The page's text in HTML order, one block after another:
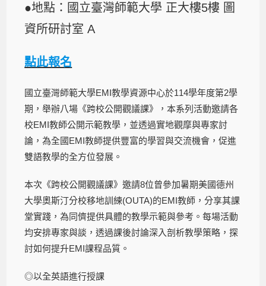
●地點：國立臺灣師範大學 正大樓5樓 圖
資所研討室 A
點此報名
國立臺灣師範大學EMI教學資源中心於114學年度第2學
期，舉辦八場《跨校公開觀議課》，本系列活動邀請各
校EMI教師公開示範教學，並透過實地觀摩與專家討
論，為全國EMI教師提供豐富的學習與交流機會，促進
雙語教學的全方位發展。
本次《跨校公開觀議課》邀請8位曾參加暑期美國德州
大學奧斯汀分校移地訓練(OUTA)的EMI教師，分享其課
堂實踐，為同儕提供具體的教學示範與參考。每場活動
均安排專家與談，透過課後討論深入剖析教學策略，探
討如何提升EMI課程品質。
◎以全英語進行授課